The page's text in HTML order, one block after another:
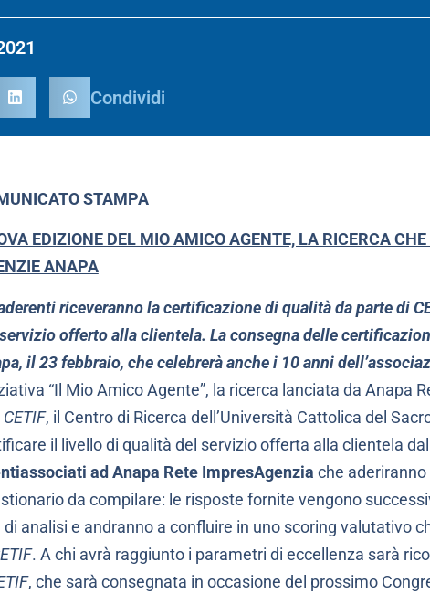
Condividi
STAMPA
EDIZIONE DEL MIO AMICO AGENTE, LA RICERCA
ANAPA
riceveranno la certificazione di qualità da parte di
offerto alla clientela. La consegna delle
il 23 febbraio, che celebrerà anche i 10 anni
“Il Mio Amico Agente”, la ricerca lanciata da Anapa
CETIF, il Centro di Ricerca dell’Università Cattolica del
il livello di qualità del servizio offerta alla clientela
associati ad Anapa Rete ImpresAgenzia che aderiranno
da compilare: le risposte fornite vengono
di analisi e andranno a confluire in uno scoring valutativo
. A chi avrà raggiunto i parametri di eccellenza sarà
, che sarà consegnata in occasione del prossimo